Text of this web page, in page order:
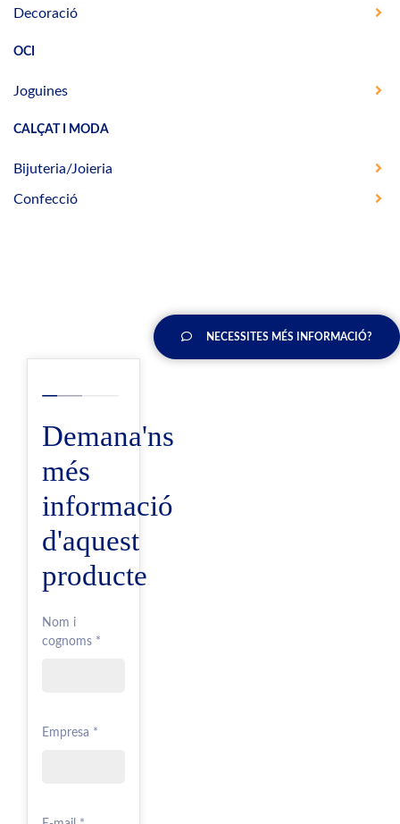
Decoració
OCI
Joguines
CALÇAT I MODA
Bijuteria/Joieria
Confecció
NECESSITES MÉS INFORMACIÓ?
Demana'ns
més
informació
d'aquest
producte
Nom i
cognoms *
Empresa *